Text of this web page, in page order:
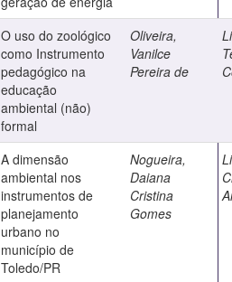
O uso do zoológico
como Instrumento
pedagógico na
educação
ambiental (não)
formal
Oliveira,
Vanilce
Pereira de
A dimensão
ambiental nos
instrumentos de
planejamento
urbano no
município de
Toledo/PR
Nogueira,
Daiana
Cristina
Gomes